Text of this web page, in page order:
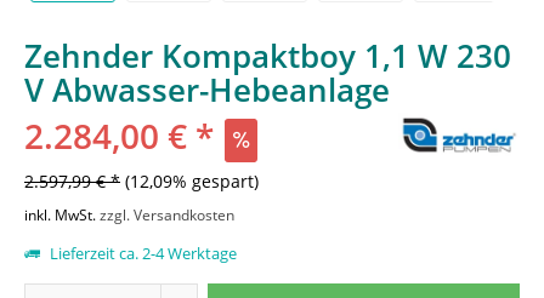
Zehnder Kompaktboy 1,1 W 230
V Abwasser-Hebeanlage
2.284,00 € *
2.597,99 € * (12,09% gespart)
inkl. MwSt.zzgl. Versandkosten
Lieferzeit ca. 2-4 Werktage